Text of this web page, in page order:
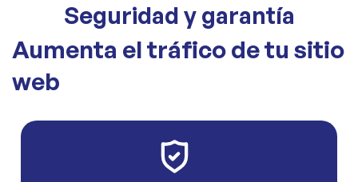
Seguridad y garantía
Aumenta el tráfico de tu sitio
web